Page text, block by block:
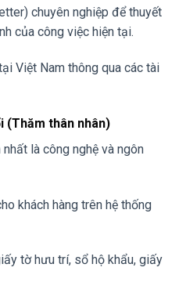
chuyên nghiệp để thuyết
của công việc hiện tại.
Việt Nam thông qua các tài
(Thăm thân nhân)
là công nghệ và ngôn
khách hàng trên hệ thống
tờ hưu trí, sổ hộ khẩu, giấy